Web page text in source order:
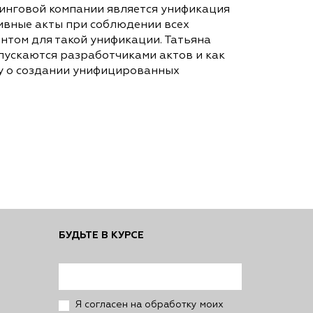
компании является унификация
акты при соблюдении всех
для такой унификации. Татьяна
разработчиками актов и как
о создании унифицированных
БУДЬТЕ В КУРСЕ
Я согласен на обработку моих